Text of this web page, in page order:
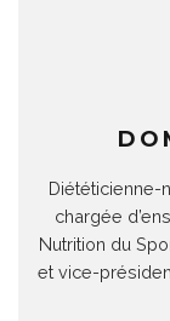
Diététicienne-
chargée
Nutrition du
et vice-